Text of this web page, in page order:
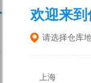
欢迎来到
请选择仓库
上海
家具 门板
中福